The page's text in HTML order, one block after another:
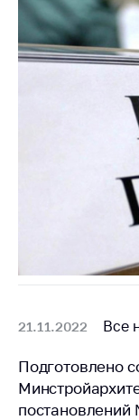
Торговля и
Защита
рекламной
21.11.2022 Все
Подготовлено